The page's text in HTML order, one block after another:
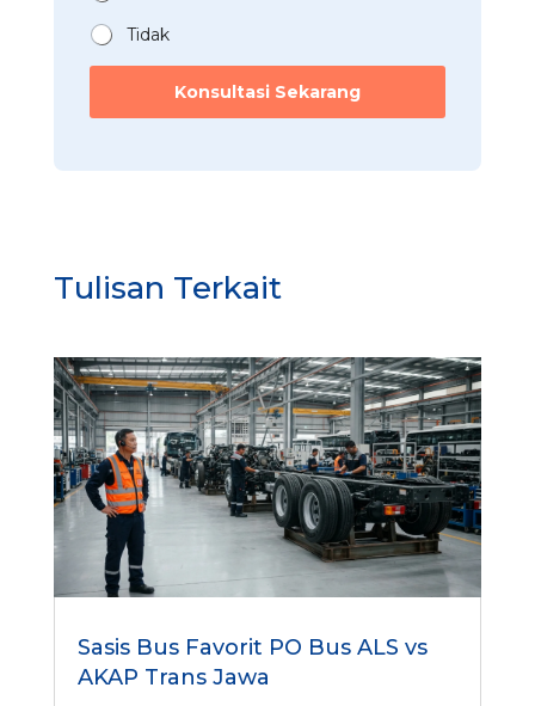
Tidak
Konsultasi Sekarang
Tulisan Terkait
Sasis Bus Favorit PO Bus ALS vs
AKAP Trans Jawa